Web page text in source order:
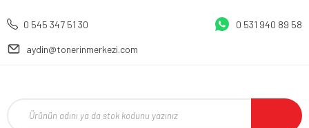
0 545 347 51 30 0 531 940 89 58
aydin@tonerinmerkezi.com